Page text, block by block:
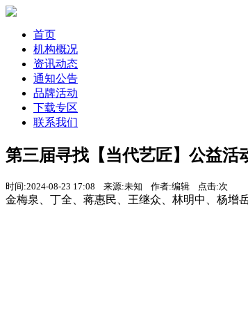
首页
机构概况
资讯动态
通知公告
品牌活动
下载专区
联系我们
第三届寻找【当代艺匠】公益活
时间:2024-08-23 17:08 来源:未知 作者:编辑 点击:次
金梅泉、丁全、蒋惠民、王继众、林明中、杨增